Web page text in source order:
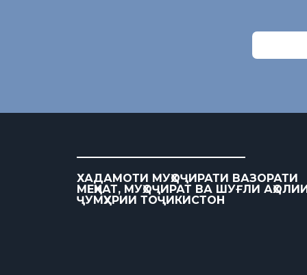
ХАДАМОТИ МУҲОҶИРАТИ ВАЗОРАТИ
МЕҲНАТ, МУҲОҶИРАТ ВА ШУҒЛИ АҲОЛИИ
ҶУМҲУРИИ ТОҶИКИСТОН